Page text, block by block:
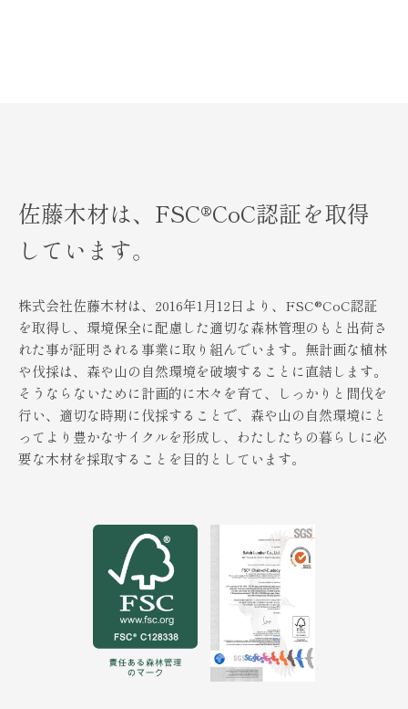
佐藤木材は、FSC®︎CoC認証を取得
しています。
株式会社佐藤木材は、2016年1月12日より、FSC®︎CoC認証
を取得し、環境保全に配慮した適切な森林管理のもと出荷さ
れた事が証明される事業に取り組んでいます。無計画な植林
や伐採は、森や山の自然環境を破壊することに直結します。
そうならないために計画的に木々を育て、しっかりと間伐を
行い、適切な時期に伐採することで、森や山の自然環境にと
ってより豊かなサイクルを形成し、わたしたちの暮らしに必
要な木材を採取することを目的としています。